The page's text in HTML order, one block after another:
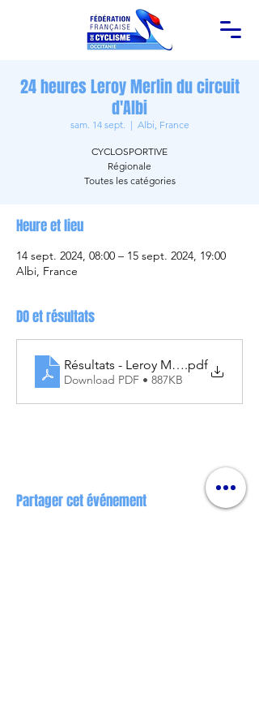
24 heures Leroy Merlin du circuit
d'Albi
sam. 14 sept.
  |
Albi, France
CYCLOSPORTIVE
Régionale
Toutes les catégories
Heure et lieu
14 sept. 2024, 08:00 – 15 sept. 2024, 19:00
Albi, France
DO et résultats
Résultats - Leroy Merlin -.pdf
Download PDF • 887KB
Partager cet événement